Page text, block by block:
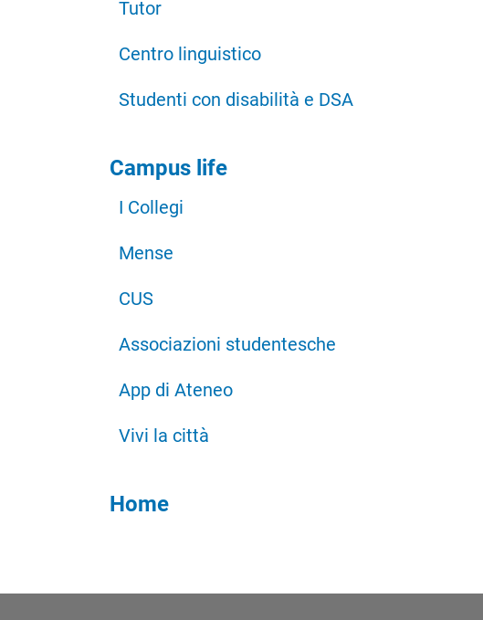
Tutor
Centro linguistico
Studenti con disabilità e DSA
Campus life
I Collegi
Mense
CUS
Associazioni studentesche
App di Ateneo
Vivi la città
Home